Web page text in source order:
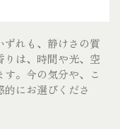
ずれも、静けさの質
りは、時間や光、空
。今の気分や、こ
にお選びくださ